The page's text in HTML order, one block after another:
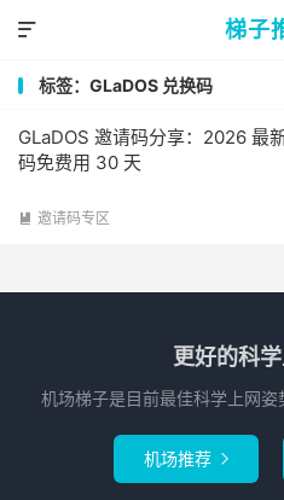
梯子

标签：GLaDOS 兑换码
GLaDOS 邀请码分享：2026 最
码免费用 30 天
 邀请码专区
更好的科
机场梯子是目前最佳科学上网姿
机场推荐 